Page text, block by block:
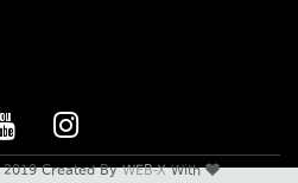
2019 Created ByWEB-XWith